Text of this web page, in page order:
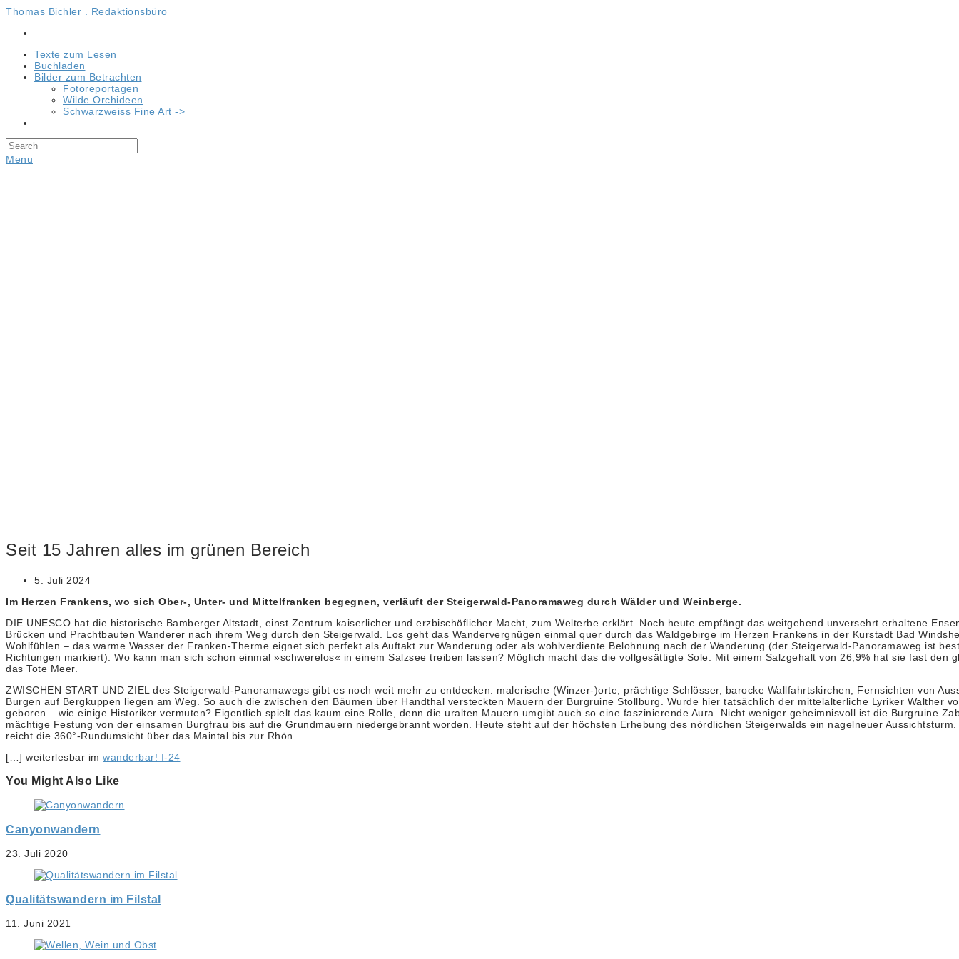
Thomas Bichler . Redaktionsbüro
Texte zum Lesen
Buchladen
Bilder zum Betrachten
Fotoreportagen
Wilde Orchideen
Schwarzweiss Fine Art ->
Menu
Seit 15 Jahren alles im grünen Bereich
5. Juli 2024
Im Herzen Frankens, wo sich Ober-, Unter- und Mittelfranken begegnen, verläuft der Steigerwald-Panoramaweg durch Wälder und Weinberge.
DIE UNESCO hat die historische Bamberger Altstadt, einst Zentrum kaiserlicher und erzbischöflicher Macht, zum Welterbe erklärt. Noch heute empfängt das weitgehend unversehrt erhaltene
Brücken und Prachtbauten Wanderer nach ihrem Weg durch den Steigerwald. Los geht das Wandervergnügen einmal quer durch das Waldgebirge im Herzen Frankens in der Kurstadt Bad
Wohlfühlen – das warme Wasser der Franken-Therme eignet sich perfekt als Auftakt zur Wanderung oder als wohlverdiente Belohnung nach der Wanderung (der Steigerwald-Panoramaweg ist
Richtungen markiert). Wo kann man sich schon einmal »schwerelos« in einem Salzsee treiben lassen? Möglich macht das die vollgesättigte Sole. Mit einem Salzgehalt von 26,9% hat sie fast den
das Tote Meer.
ZWISCHEN START UND ZIEL des Steigerwald-Panoramawegs gibt es noch weit mehr zu entdecken: malerische (Winzer-)orte, prächtige Schlösser, barocke Wallfahrtskirchen, Fernsichten von
Burgen auf Bergkuppen liegen am Weg. So auch die zwischen den Bäumen über Handthal versteckten Mauern der Burgruine Stollburg. Wurde hier tatsächlich der mittelalterliche Lyriker Walther
geboren – wie einige Historiker vermuten? Eigentlich spielt das kaum eine Rolle, denn die uralten Mauern umgibt auch so eine faszinierende Aura. Nicht weniger geheimnisvoll ist die Burgruine
mächtige Festung von der einsamen Burgfrau bis auf die Grundmauern niedergebrannt worden. Heute steht auf der höchsten Erhebung des nördlichen Steigerwalds ein nagelneuer
reicht die 360°-Rundumsicht über das Maintal bis zur Rhön.
[…] weiterlesbar im wanderbar! I-24
You Might Also Like
Canyonwandern
23. Juli 2020
Qualitätswandern im Filstal
11. Juni 2021